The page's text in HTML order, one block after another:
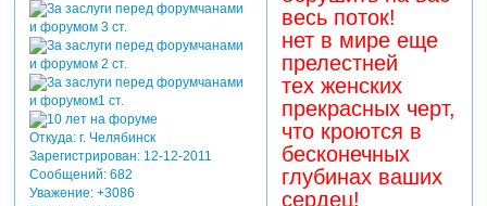
Откуда:г. Челябинск
Зарегистрирован: 12-12-2011
Сообщений:682
Уважение: +3086
весь поток!
нет в мире еще
прелестней
тех женских
прекрасных черт,
что кроются в
бесконечных
глубинах ваших
сердец!